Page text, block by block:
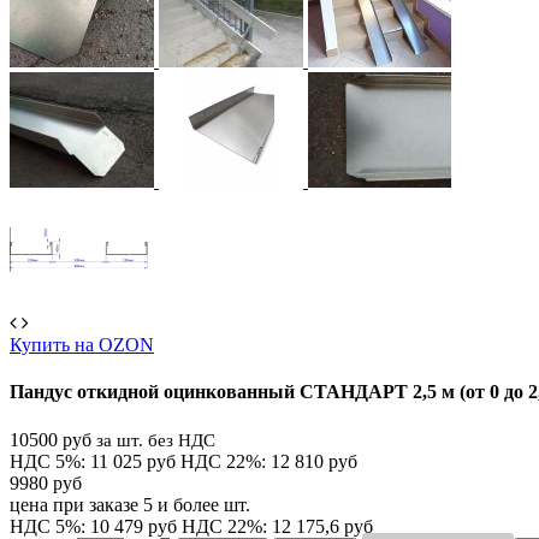
Купить на OZON
Пандус откидной оцинкованный СТАНДАРТ 2,5 м (от 0 до
10500 руб за шт. без НДС
НДС 5%: 11 025 руб НДС 22%: 12 810 руб
9980 руб
цена при заказе 5 и более шт.
НДС 5%: 10 479 руб НДС 22%: 12 175,6 руб